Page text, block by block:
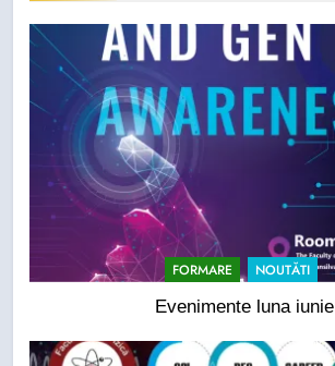
FORMARE
NOUTĂTI
Evenimente luna iunie